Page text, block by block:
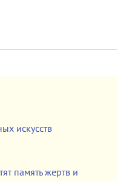
искусств
память жертв и